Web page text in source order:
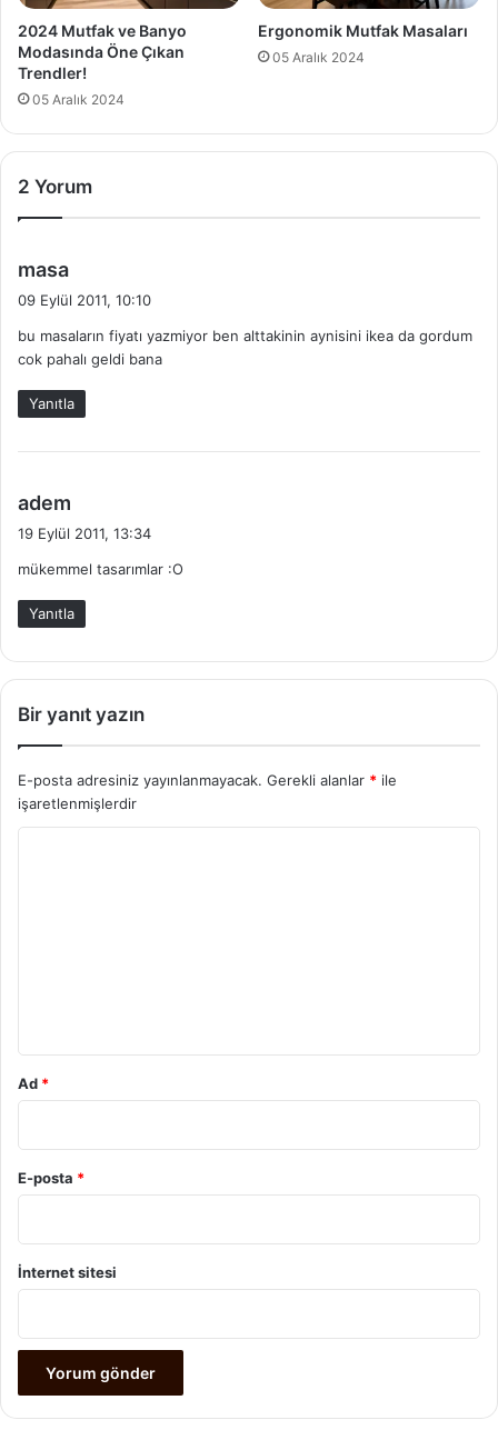
2024 Mutfak ve Banyo
Modasında Öne Çıkan
Trendler!
05 Aralık 2024
Ergonomik Mutfak Masaları
05 Aralık 2024
2 Yorum
masa
e
i
k
i
:
09 Eylül 2011, 10:10
bu masaların fiyatı yazmiyor ben alttakinin aynisini ikea da gordum
cok pahalı geldi bana
Yanıtla
adem
e
i
k
i
19 Eylül 2011, 13:34
mükemmel tasarımlar :O
Yanıtla
Bir yanıt yazın
E-posta adresiniz yayınlanmayacak. Gerekli alanlar * ile
işaretlenmişlerdir
Ad *
E-posta *
İnternet sitesi